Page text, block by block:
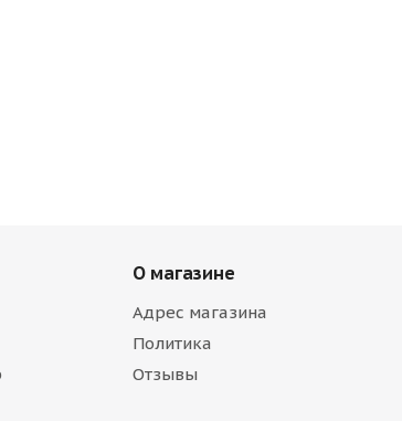
О магазине
Адрес магазина
Политика
Отзывы